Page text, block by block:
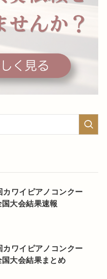
カワイピアノコンクー
大会結果速報
カワイピアノコンクー
大会結果まとめ